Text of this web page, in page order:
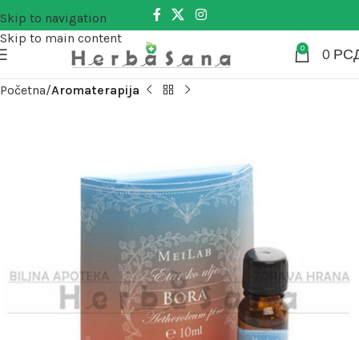
Skip to navigation
Skip to main content
0 0
Početna Aromaterapija